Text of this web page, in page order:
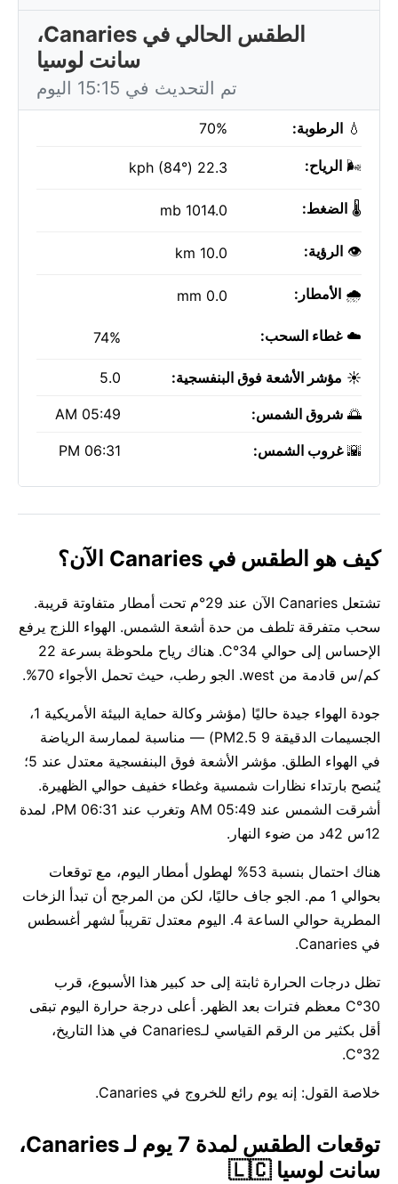
الطقس الحالي في Canaries،
سانت لوسيا
تم التحديث في 15:15 اليوم
💧 الرطوبة: 70%
🌬️ الرياح: 22.3 kph (84°)
🌡️ الضغط: 1014.0 mb
👁️ الرؤية: 10.0 km
🌧️ الأمطار: 0.0 mm
☁️غطاء السحب: 74%
☀️ مؤشر الأشعة فوق البنفسجية: 5.0
🌅 شروق الشمس: 05:49 AM
🌇غروب الشمس: 06:31 PM
كيف هو الطقس في Canaries الآن؟
تشتعل Canaries الآن عند 29°م تحت أمطار متفاوتة قريبة.
سحب متفرقة تلطف من حدة أشعة الشمس. الهواء اللزج يرفع
الإحساس إلى حوالي 34°C. هناك رياح ملحوظة بسرعة 22
كم/س قادمة من west. الجو رطب، حيث تحمل الأجواء 70%.
جودة الهواء جيدة حاليًا (مؤشر وكالة حماية البيئة الأمريكية 1،
الجسيمات الدقيقة PM2.5 9) — مناسبة لممارسة الرياضة
في الهواء الطلق. مؤشر الأشعة فوق البنفسجية معتدل عند 5؛
يُنصح بارتداء نظارات شمسية وغطاء خفيف حوالي الظهيرة.
أشرقت الشمس عند 05:49 AM وتغرب عند 06:31 PM، لمدة
12س 42د من ضوء النهار.
هناك احتمال بنسبة 53% لهطول أمطار اليوم، مع توقعات
بحوالي 1 مم. الجو جاف حاليًا، لكن من المرجح أن تبدأ الزخات
المطرية حوالي الساعة 4. اليوم معتدل تقريباً لشهر أغسطس
في Canaries.
تظل درجات الحرارة ثابتة إلى حد كبير هذا الأسبوع، قرب
30°C معظم فترات بعد الظهر. أعلى درجة حرارة اليوم تبقى
أقل بكثير من الرقم القياسي لـCanaries في هذا التاريخ،
32°C.
خلاصة القول: إنه يوم رائع للخروج في Canaries.
توقعات الطقس لمدة 7 يوم لـ Canaries،
سانت لوسيا 🇱🇨